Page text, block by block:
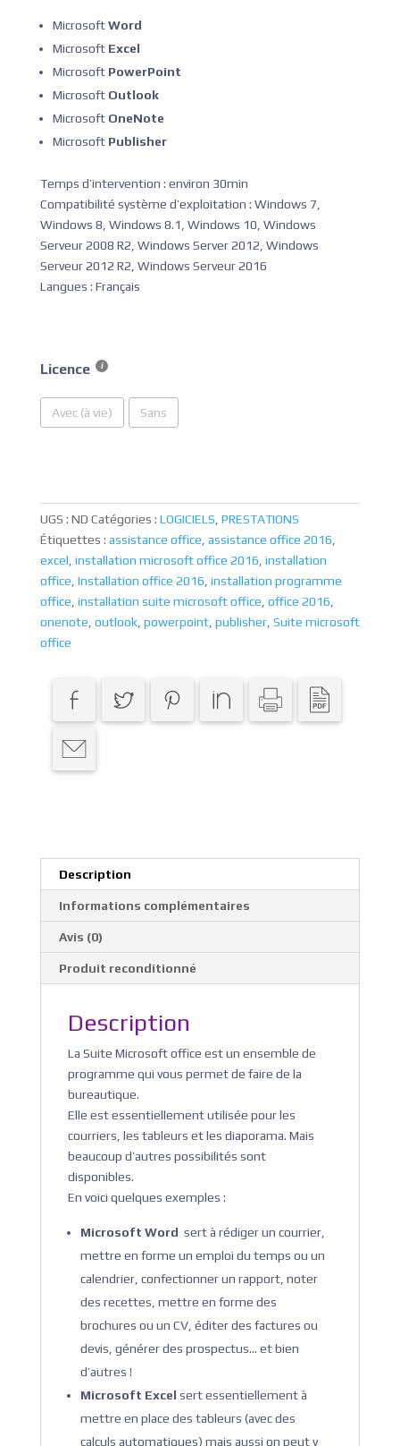
MicrosoftWord
Microsoft Excel
Microsoft PowerPoint
Microsoft Outlook
Microsoft OneNote
Microsoft Publisher
Temps d’intervention : environ 30min
Compatibilité système d’exploitation : Windows 7,
Windows 8, Windows 8.1, Windows 10, Windows
Serveur 2008 R2, Windows Server 2012, Windows
Serveur 2012 R2, Windows Serveur 2016
Langues : Français
Licence
Avec (à vie) Sans
UGS : ND Catégories : LOGICIELS PRESTATIONS
Étiquettes : assistance office assistance office 2016
excel installation microsoft office 2016 installation
office Installation office 2016 installation programme
office installation suite microsoft office office 2016
onenote outlook, powerpoint, publisher, Suite microsoft
office
Description
Informations complémentaires
Avis (0)
Produit reconditionné
Description
La Suite Microsoft office est un ensemble de
programme qui vous permet de faire de la
bureautique.
Elle est essentiellement utilisée pour les
courriers, les tableurs et les diaporama. Mais
beaucoup d’autres possibilités sont
disponibles.
En voici quelques exemples :
Microsoft Word sert à rédiger un courrier,
mettre en forme un emploi du temps ou un
calendrier, confectionner un rapport, noter
des recettes, mettre en forme des
brochures ou un CV, éditer des factures ou
devis, générer des prospectus… et bien
d’autres !
Microsoft Excel sert essentiellement à
mettre en place des tableurs (avec des
calculs automatiques) mais aussi on peut y